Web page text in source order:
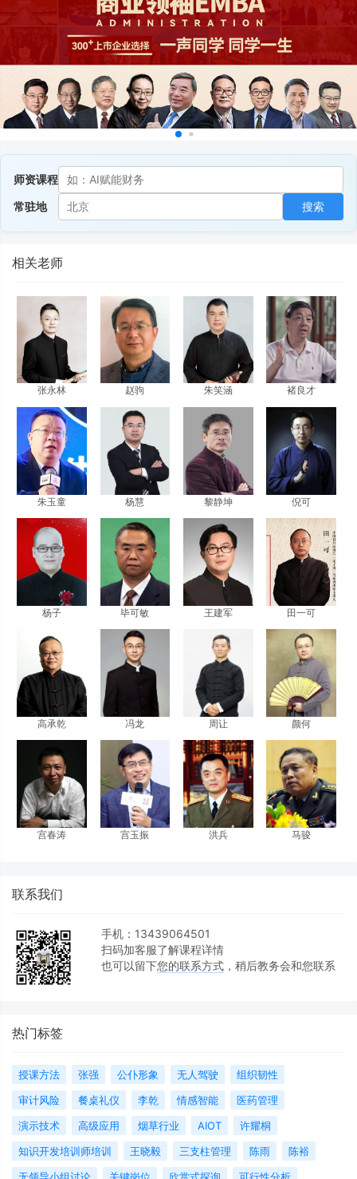
师资课程
常驻地
搜索
相关老师
张永林 赵驹 朱笑涵 褚良才
朱玉童 杨慧 黎静坤 倪可
杨子 毕可敏 王建军 田一可
高承乾 冯龙 周让 颜何
宫春涛 宫玉振 洪兵 马骏
联系我们
手机：13439064501
扫码加客服了解课程详情
也可以留下您的联系方式 ，稍后教务会和您联系
热门标签
授课方法 张强 公仆形象 无人驾驶
组织韧性
审计风险
餐桌礼仪 李乾 情感智能
医药管理
演示技术
高级应用 烟草行业 AIOT
许耀桐
知识开发培训师培训
王晓毅 三支柱管理 陈雨
陈裕
无领导小组讨论
关键岗位 欣赏式探询 可行性分析